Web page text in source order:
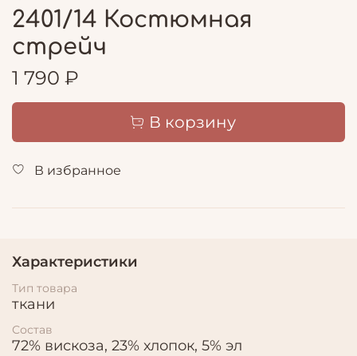
2401/14 Костюмная
стрейч
1 790 ₽
В корзину
В избранное
Характеристики
Тип товара
ткани
Состав
72% вискоза, 23% хлопок, 5% эл